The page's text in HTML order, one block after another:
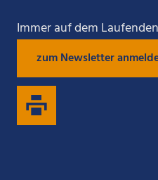
Sie
uns
auf
Sie
uns
Immer auf dem
zum Newsletter